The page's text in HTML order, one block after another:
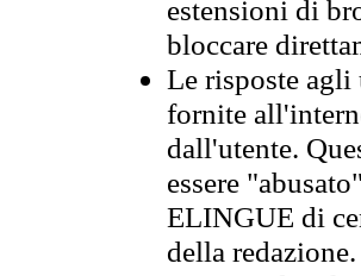
estensioni di
bloccare
Le risposte
fornite
dall'utente.
essere
ELINGUE di
della